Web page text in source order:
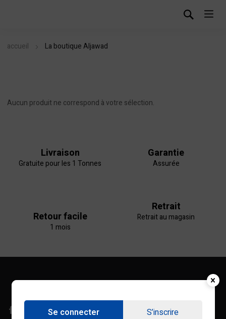
accueil La boutique Aljawad
Aucun produit ne correspond à votre sélection.
Livraison
Gratuite pour les 1 Tonnes
Garantie
Assurée
Retour facile
1 mois
Retrait
Retrait au magasin
Se connecter S’inscrire